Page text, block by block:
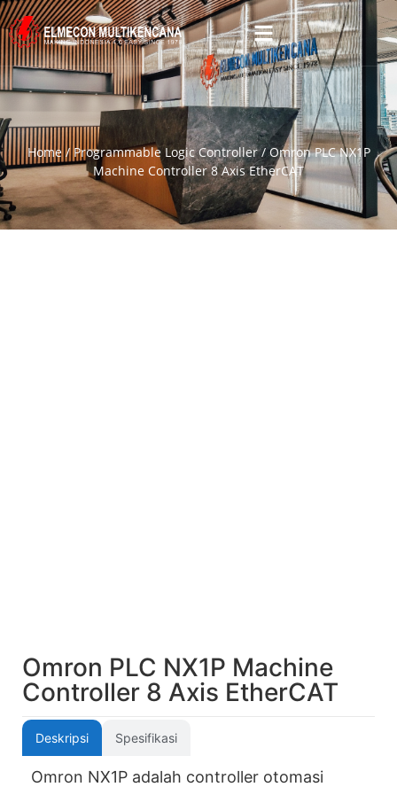
Home/Programmable Logic Controller/ Omron PLC NX1P
Machine Controller 8 Axis EtherCAT
Omron PLC NX1P Machine
Controller 8 Axis EtherCAT
Deskripsi Spesifikasi
Omron NX1P adalah controller otomasi